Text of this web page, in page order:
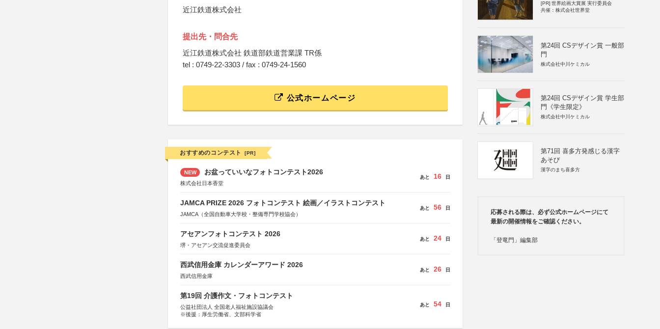
近江鉄道株式会社
提出先・問合先
近江鉄道株式会社 鉄道部鉄道営業課 TR係
tel : 0749-22-3303 / fax : 0749-24-1560
公式ホームページ
おすすめのコンテスト [PR]
NEW お盆っていいなフォトコンテスト2026
株式会社日本香堂
あと 16 日
JAMCA PRIZE 2026 フォトコンテスト 絵画／イラストコンテスト
JAMCA（全国自動車大学校・整備専門学校協会）
あと 56 日
アセアンフォトコンテスト 2026
堺・アセアン交流促進委員会
あと 24 日
西武信用金庫 カレンダーアワード 2026
西武信用金庫
あと 26 日
第19回 介護作文・フォトコンテスト
公益社団法人 全国老人福祉施設協議会
※後援：厚生労働省、文部科学省
あと 54 日
[PR] 世界絵画大賞展 実行委員会
共催：株式会社世界堂
第24回 CSデザイン賞 一般部
門
株式会社中川ケミカル
第24回 CSデザイン賞 学生部
門《学生限定》
株式会社中川ケミカル
第71回 喜多方発感じる漢字
あそび
漢字のまち喜多方
応募される際は、必ず公式ホームページにて
最新の開催情報をご確認ください。
「登竜門」編集部